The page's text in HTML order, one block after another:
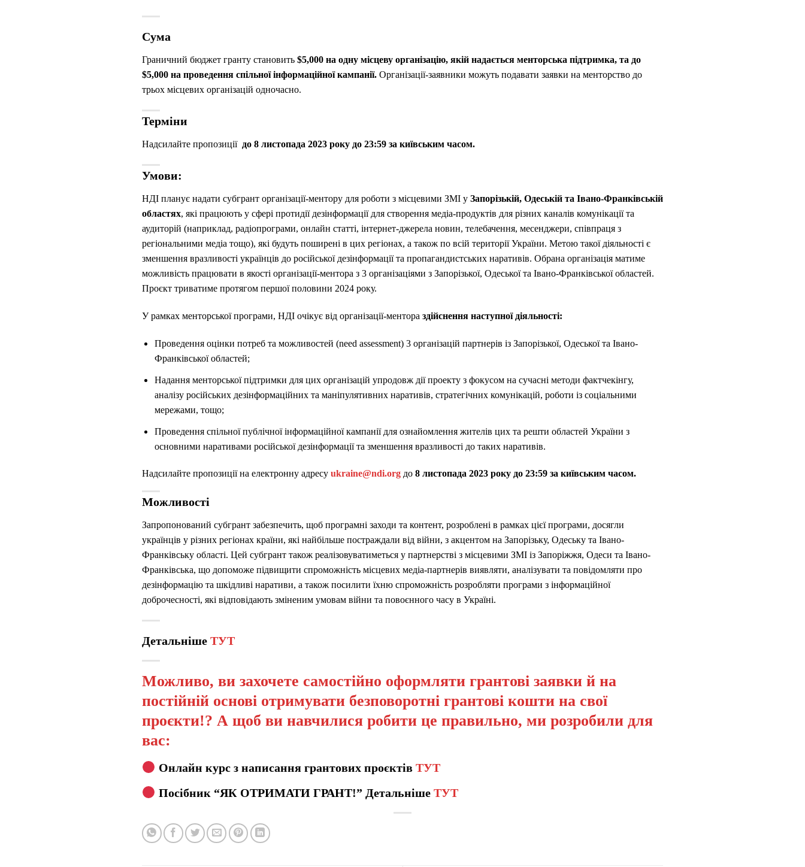
Сума
Граничний бюджет гранту становить $5,000 на одну місцеву організацію, якій надається менторська підтримка, та до
$5,000 на проведення спільної інформаційної кампанії. Організації-заявники можуть подавати заявки на менторство до
трьох місцевих організацій одночасно.
Терміни
Надсилайте пропозиції до 8 листопада 2023 року до 23:59 за київським часом.
Умови:
НДІ планує надати субгрант організації-ментору для роботи з місцевими ЗМІ у Запорізькій, Одеській та Івано-Франківській
областях, які працюють у сфері протидії дезінформації для створення медіа-продуктів для різних каналів комунікації та
аудиторій (наприклад, радіопрограми, онлайн статті, інтернет-джерела новин, телебачення, месенджери, співпраця з
регіональними медіа тощо), які будуть поширені в цих регіонах, а також по всій території України. Метою такої діяльності є
зменшення вразливості українців до російської дезінформації та пропагандистських наративів. Обрана організація матиме
можливість працювати в якості організації-ментора з 3 організаціями з Запорізької, Одеської та Івано-Франківської областей.
Проєкт триватиме протягом першої половини 2024 року.
У рамках менторської програми, НДІ очікує від організації-ментора здійснення наступної діяльності:
Проведення оцінки потреб та можливостей (need assessment) 3 організацій партнерів із Запорізької, Одеської та Івано-
Франківської областей;
Надання менторської підтримки для цих організацій упродовж дії проекту з фокусом на сучасні методи фактчекінгу,
аналізу російських дезінформаційних та маніпулятивних наративів, стратегічних комунікацій, роботи із соціальними
мережами, тощо;
Проведення спільної публічної інформаційної кампанії для ознайомлення жителів цих та решти областей України з
основними наративами російської дезінформації та зменшення вразливості до таких наративів.
Надсилайте пропозиції на електронну адресу ukraine@ndi.org до 8 листопада 2023 року до 23:59 за київським часом.
Можливості
Запропонований субгрант забезпечить, щоб програмні заходи та контент, розроблені в рамках цієї програми, досягли
українців у різних регіонах країни, які найбільше постраждали від війни, з акцентом на Запорізьку, Одеську та Івано-
Франківську області. Цей субгрант також реалізовуватиметься у партнерстві з місцевими ЗМІ із Запоріжжя, Одеси та Івано-
Франківська, що допоможе підвищити спроможність місцевих медіа-партнерів виявляти, аналізувати та повідомляти про
дезінформацію та шкідливі наративи, а також посилити їхню спроможність розробляти програми з інформаційної
доброчесності, які відповідають зміненим умовам війни та повоєнного часу в Україні.
Детальніше ТУТ
Можливо, ви захочете самостійно оформляти грантові заявки й на
постійній основі отримувати безповоротні грантові кошти на свої
проєкти!? А щоб ви навчилися робити це правильно, ми розробили для
вас:
Онлайн курс з написання грантових проєктів ТУТ
Посібник “ЯК ОТРИМАТИ ГРАНТ!” Детальніше ТУТ